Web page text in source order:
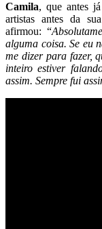
Camila, que antes
artistas antes da
afirmou: “
alguma coisa. Se eu
me dizer para fazer,
inteiro estiver
assim. Sempre fui